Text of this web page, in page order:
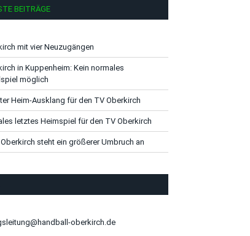
BEITRÄGE
mit vier Neuzugängen
in Kuppenheim: Kein normales
möglich
Heim-Ausklang für den TV Oberkirch
letztes Heimspiel für den TV Oberkirch
steht ein größerer Umbruch an
oberkirch.de